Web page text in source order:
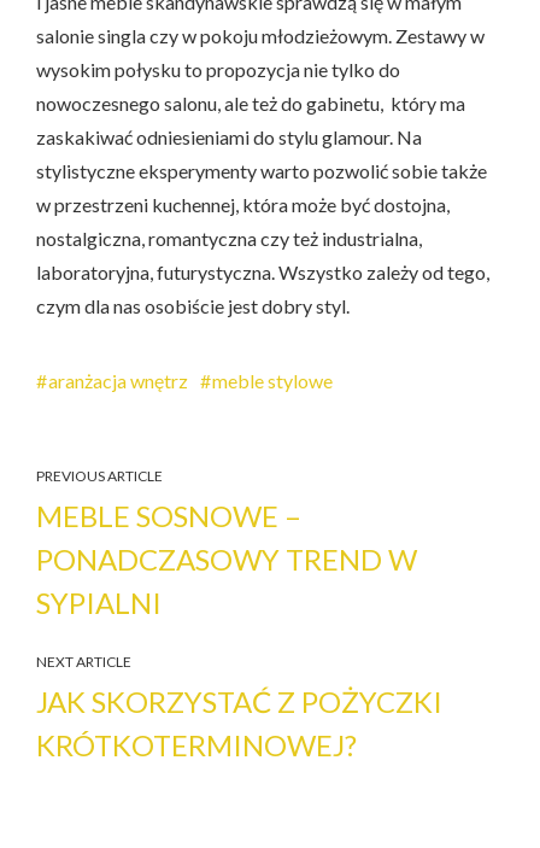
salonie singla czy w pokoju młodzieżowym. Zestawy w
wysokim połysku to propozycja nie tylko do
nowoczesnego salonu, ale też do gabinetu, który ma
zaskakiwać odniesieniami do stylu glamour. Na
stylistyczne eksperymenty warto pozwolić sobie także
w przestrzeni kuchennej, która może być dostojna,
nostalgiczna, romantyczna czy też industrialna,
laboratoryjna, futurystyczna. Wszystko zależy od tego,
czym dla nas osobiście jest dobry styl.
aranżacja wnętrz meble stylowe
PREVIOUS ARTICLE
MEBLE SOSNOWE –
PONADCZASOWY TREND W
SYPIALNI
NEXT ARTICLE
JAK SKORZYSTAĆ Z POŻYCZKI
KRÓTKOTERMINOWEJ?